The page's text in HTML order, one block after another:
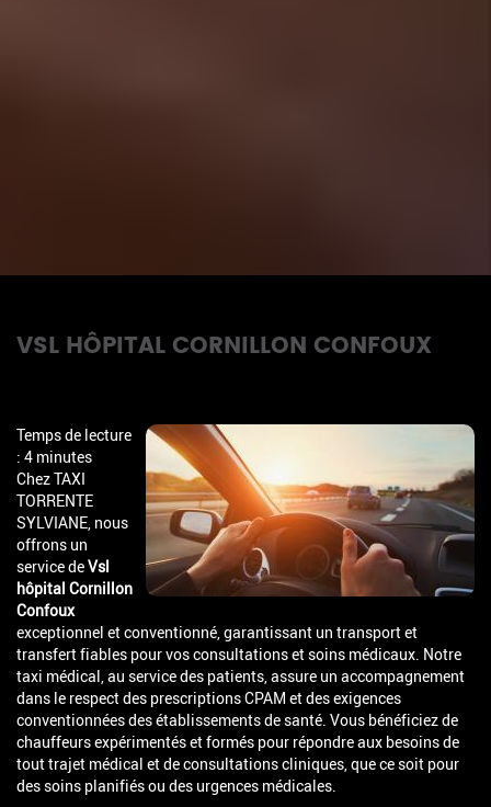
VSL HÔPITAL CORNILLON CONFOUX
Temps de lecture
: 4 minutes
Chez TAXI
TORRENTE
SYLVIANE, nous
offrons un
service deVsl
hôpital Cornillon
Confoux
exceptionnel et conventionné, garantissant un transport et
transfert fiables pour vos consultations et soins médicaux. Notre
taxi médical, au service des patients, assure un accompagnement
dans le respect des prescriptions CPAM et des exigences
conventionnées des établissements de santé. Vous bénéficiez de
chauffeurs expérimentés et formés pour répondre aux besoins de
tout trajet médical et de consultations cliniques, que ce soit pour
des soins planifiés ou des urgences médicales.